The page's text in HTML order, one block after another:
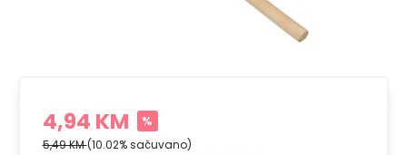
4,94 KM %
5,49 KM(10.02% sačuvano)